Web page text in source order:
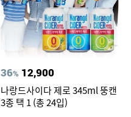
36% 12,900
나랑드사이다 제로 345ml 뚱캔
3종 택 1 (총 24입)